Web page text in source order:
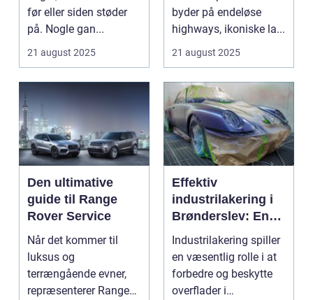
før eller siden støder
på. Nogle gan...
21 august 2025
byder på endeløse
highways, ikoniske la...
21 august 2025
Den ultimative
guide til Range
Rover Service
Når det kommer til
luksus og
terrængående evner,
repræsenterer Range
Effektiv
industrilakering i
Brønderslev: En
dybdegående
Industrilakering spiller
en væsentlig rolle i at
forbedre og beskytte
overflader i